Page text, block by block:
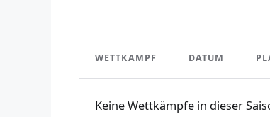
WETTKAMPF DATUM
Keine Wettkämpfe in dieser